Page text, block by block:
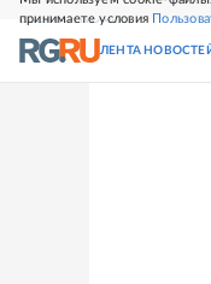
принимаете условия
СВЕЖИЙ НОМЕР
ЛЕНТА